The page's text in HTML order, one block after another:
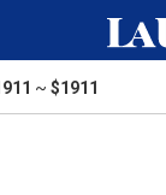
~ $1911